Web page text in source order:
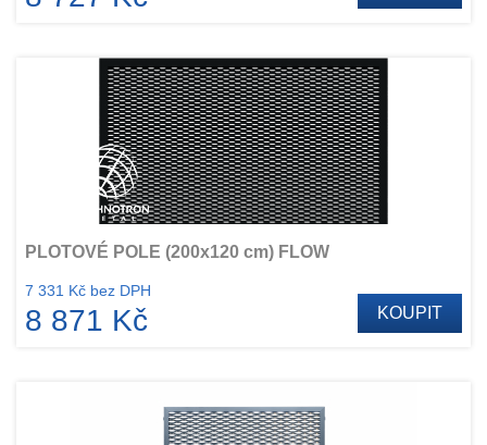
PLOTOVÉ POLE (200x120 cm) FLOW
7 331 Kč bez DPH
8 871 Kč KOUPIT